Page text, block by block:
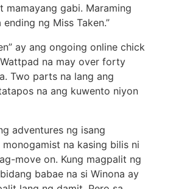
mamayang gabi. Maraming
ng Miss Taken.”
ay ang ongoing online chick
na may over forty
Two parts na lang ang
na ang kuwento niyon
adventures ng isang
monogamist na kasing bilis ni
move on. Kung magpalit ng
babae na si Winona ay